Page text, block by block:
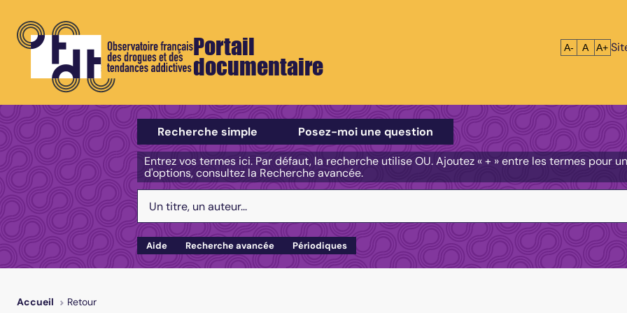
Portail
documentaire
Réduire le
A- A A+
Sélectionner un type de recherche
Recherche simple
Posez-moi une question
Entrez vos termes ici. Par défaut, la recherche utilise OU. Ajoutez « + » entre les termes pour
d'options, consultez la Recherche avancée.
Aide Recherche avancée Périodiques
Accueil Retour